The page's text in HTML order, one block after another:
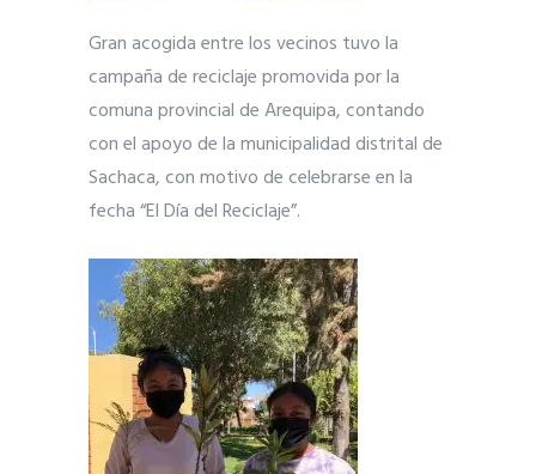
Gran acogida entre los vecinos tuvo la
campaña de reciclaje promovida por la
comuna provincial de Arequipa, contando
con el apoyo de la municipalidad distrital de
Sachaca, con motivo de celebrarse en la
fecha “El Día del Reciclaje”.